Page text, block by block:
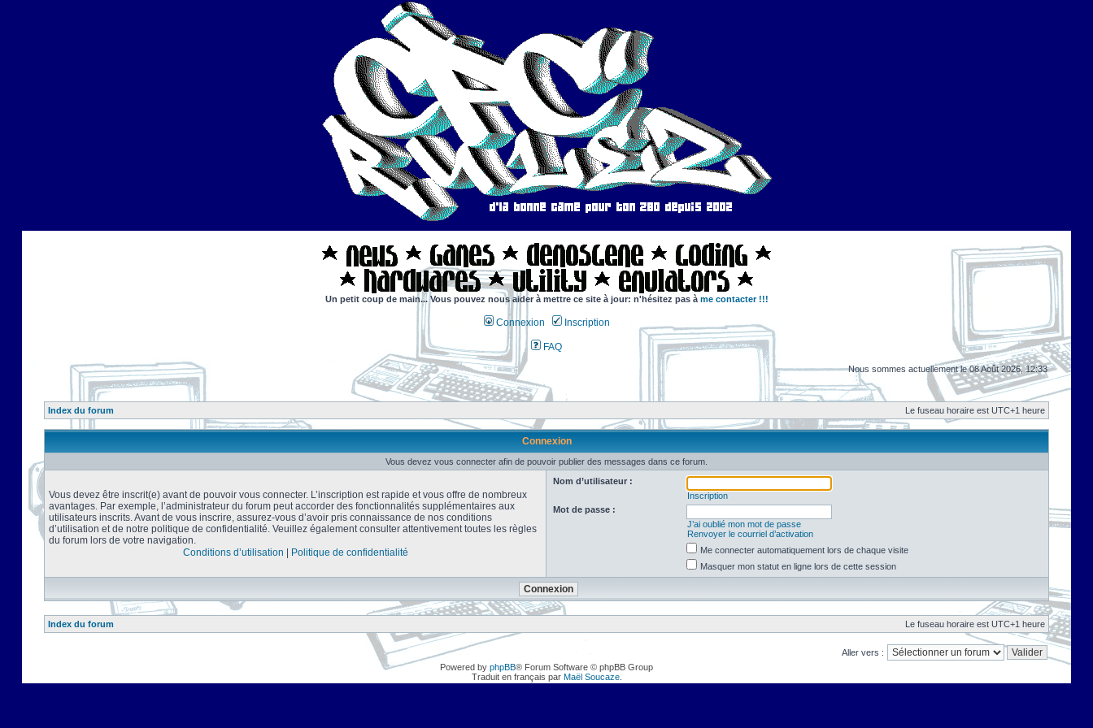
Un petit coup de main... Vous pouvez nous aider à mettre ce site à jour: n'hésitez pas à me contacter !!!
Connexion Inscription
FAQ
Nous sommes actuellement le 08 Août 2026, 12:33
Index du forum Le fuseau horaire est UTC+1 heure
Connexion
Vous devez vous connecter afin de pouvoir publier des messages dans ce forum.
Vous devez être inscrit(e) avant de pouvoir vous connecter. L’inscription est rapide et vous offre de nombreux
avantages. Par exemple, l’administrateur du forum peut accorder des fonctionnalités supplémentaires aux
utilisateurs inscrits. Avant de vous inscrire, assurez-vous d’avoir pris connaissance de nos conditions
d’utilisation et de notre politique de confidentialité. Veuillez également consulter attentivement toutes les règles
du forum lors de votre navigation.
Conditions d’utilisation
Politique de confidentialité
Nom d’utilisateur :
Inscription
Mot de passe :
J’ai oublié mon mot de passe
Renvoyer le courriel d’activation
Me connecter automatiquement lors de chaque visite
Masquer mon statut en ligne lors de cette session
Index du forum Le fuseau horaire est UTC+1 heure
Aller vers :
Powered by phpBB® Forum Software © phpBB Group
Traduit en français par Maël Soucaze.